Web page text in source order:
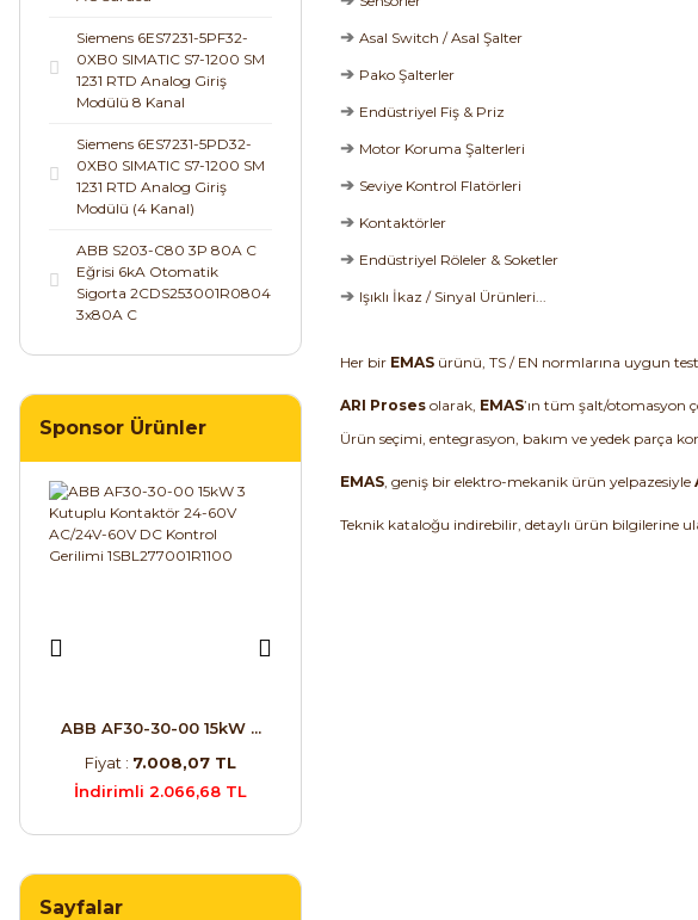
Siemens 6ES7231-5PF32-
0XB0 SIMATIC S7-1200 SM
1231 RTD Analog Giriş
Modülü 8 Kanal
Siemens 6ES7231-5PD32-
0XB0 SIMATIC S7-1200 SM
1231 RTD Analog Giriş
Modülü (4 Kanal)
ABB S203-C80 3P 80A C
Eğrisi 6kA Otomatik
Sigorta 2CDS253001R0804
3x80A C
Sponsor Ürünler
ABB AF30-30-00 15kW ...
Fiyat : 7.008,07 TL
İndirimli 2.066,68 TL
Sayfalar
➔ Asal Switch / Asal Şalter
➔ Pako Şalterler
➔ Endüstriyel Fiş & Priz
➔ Motor Koruma Şalterleri
➔ Seviye Kontrol Flatörleri
➔ Kontaktörler
➔ Endüstriyel Röleler & Soketler
➔ Işıklı İkaz / Sinyal Ürünleri...
Her bir EMAS ürünü, TS / EN normlarına uygun
ARI Prosesolarak, EMAS’ın tüm şalt/otomasyon
Ürün seçimi, entegrasyon, bakım ve yedek parça
EMAS, geniş bir elektro-mekanik ürün yelpazesiyle
Teknik kataloğu indirebilir, detaylı ürün bilgilerine